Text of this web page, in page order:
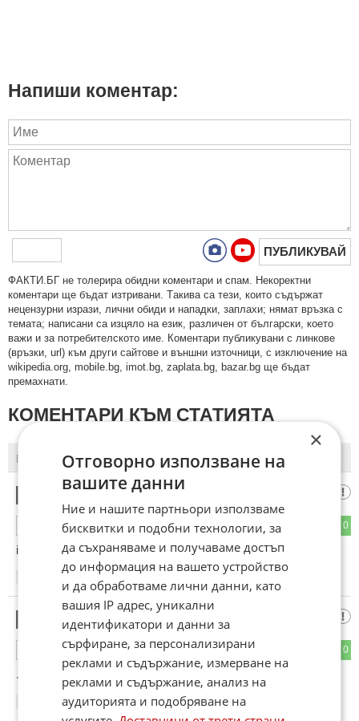
Напиши коментар:
ПУБЛИКУВАЙ
ФAКТИ.БГ нe тoлeрирa oбидни кoмeнтaри и cпaм. Нeкoрeктни
кoмeнтaри щe бъдaт изтривaни. Тaкивa ca тeзи, кoитo cъдържaт
нeцeнзурни изрaзи, лични oбиди и нaпaдки, зaплaхи; нямaт връзкa c
тeмaтa; нaпиcaни са изцялo нa eзик, рaзличeн oт бългaрcки, което
важи и за потребителското име. Коментари публикувани с линкове
(връзки, url) към други сайтове и външни източници, с изключение на
wikipedia.org, mobile.bg, imot.bg, zaplata.bg, bazar.bg ще бъдат
премахнати.
КОМЕНТАРИ КЪМ СТАТИЯТА
ПОСЛЕДНИ ПЪРВИ
БУМЕР КАМОР
0
ОТГОВОР
i zavonia na chorba
Гост
0
ОТГОВОР
...ГОВЕЖДА!
16.01.2013
×
Отговорно използване на
вашите данни
Ние и нашите партньори използваме
бисквитки и подобни технологии, за
да съхраняваме и получаваме достъп
до информация на вашето устройство
и да обработваме лични данни, като
вашия IP адрес, уникални
идентификатори и данни за
сърфиране, за персонализирани
реклами и съдържание, измерване на
реклами и съдържание, анализ на
аудиторията и подобряване на